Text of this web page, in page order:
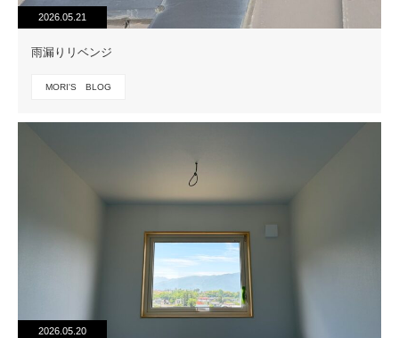
2026.05.21
雨漏りリベンジ
MORI'S BLOG
2026.05.20